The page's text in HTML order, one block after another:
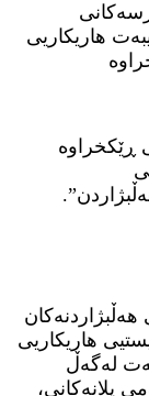
هاریکاریی
ڕێکخراوە
هاریکاریی
لەگەڵ
پلانەکانی،